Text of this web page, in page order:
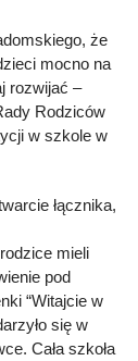
że
mocno na
rozwijać –
Rodziców
w szkole w
łącznika,
mieli
pod
“Witajcie w
się w
Cała szkoła